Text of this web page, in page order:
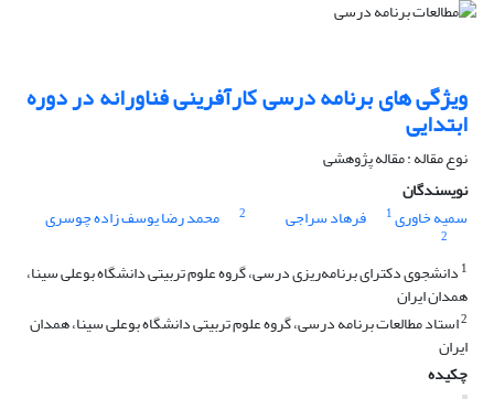
ویژگی های برنامه درسی کارآفرینی فناورانه در دوره
ابتدایی
نوع مقاله : مقاله پژوهشی
نویسندگان
سمیه خاوری1 فرهاد سراجی 2 محمد رضا یوسف زاده چوسری
2
1 دانشجوی دکترای برنامه‌ریزی درسی، گروه علوم تربیتی دانشگاه بوعلی سینا،
همدان ایران
2استاد مطالعات برنامه درسی، گروه علوم تربیتی دانشگاه بوعلی سینا، همدان
ایران
چکیده